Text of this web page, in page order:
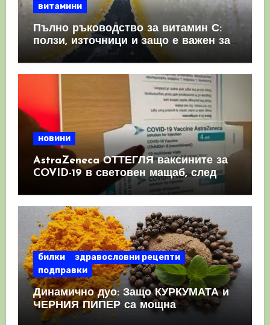
витамини
Пълно ръководство за витамин С:
ползи, източници и защо е важен за
имунната система
новини
AstraZeneca ОТТЕГЛЯ ваксините за
COVID-19 в световен мащаб, след
като призна, че те причиняват
КРЪВНИ съсиреци
билки
здравословни рецепти
подправки
Динамично дуо: Защо КУРКУМАТА и
ЧЕРНИЯ ПИПЕР са мощна
комбинация